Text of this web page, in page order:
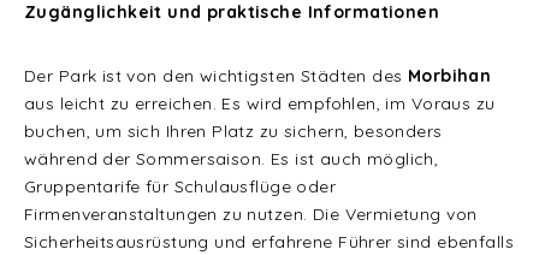
Zugänglichkeit und praktische Informationen
Der Park ist von den wichtigsten Städten des Morbihan
aus leicht zu erreichen. Es wird empfohlen, im Voraus zu
buchen, um sich Ihren Platz zu sichern, besonders
während der Sommersaison. Es ist auch möglich,
Gruppentarife für Schulausflüge oder
Firmenveranstaltungen zu nutzen. Die Vermietung von
Sicherheitsausrüstung und erfahrene Führer sind ebenfalls